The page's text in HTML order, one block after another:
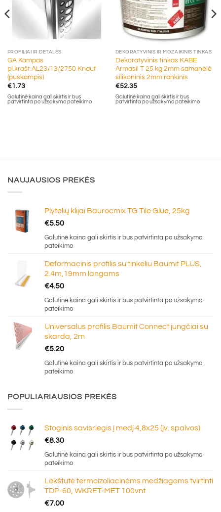
PROFILIAI IR DETALĖS
GA Kampas
pl.krašt.AL23/13/2750 Knauf
(puskampis)
€1.73
Galutinė kaina gali skirtis ir bus
patvirtinta po užsakymo pateikimo
DEKORATYVINIS IR MOZAIKINIS TINKAS
Dekoratyvinis tinkas KABE
Armasil T 25 kg 2mm samanėlė
silikoninis 2mm rankinis
€52.35
Galutinė kaina gali skirtis ir bus
patvirtinta po užsakymo pateikimo
NAUJAUSIOS PREKĖS
Plytelių klijai Baurocmix TG Tile Glue, 25kg
€5.50
Galutinė kaina gali skirtis ir bus patvirtinta po užsakymo
pateikimo
Deformacinis profilis su tinkeliu Baumit PLUS,
2.4m,19mm langams
€4.50
Galutinė kaina gali skirtis ir bus patvirtinta po užsakymo
pateikimo
Universalus profilis Baumit Connect jungčiai su
skarda, 2m
€5.20
Galutinė kaina gali skirtis ir bus patvirtinta po užsakymo
pateikimo
POPULIARIAUSIOS PREKĖS
Stoginis savisriegis į medį 4,8x25 (įv. spalvos)
€8.30
Galutinė kaina gali skirtis ir bus patvirtinta po užsakymo
pateikimo
Lėkštutė termoizoliacinėms medžiagoms tvirtinti
TDP-60, WKRET-MET 100vnt
€7.00